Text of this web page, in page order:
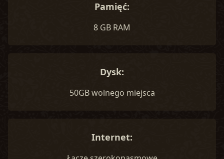
Pamięć:
8 GB RAM
Dysk:
50GB wolnego miejsca
Internet: